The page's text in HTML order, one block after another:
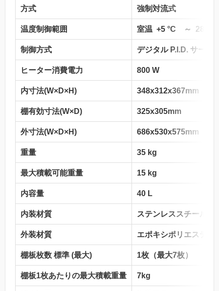
方式 強制対流式
温度制御範囲 室温 +5 °C ～ 280
制御方式 デジタル P.I.D. サーモ
ヒーター消費電力 800 W
内寸法(W×D×H) 348x312x367mm
棚有効寸法(W×D) 325x305mm
外寸法(W×D×H) 686x530x575mm
重量 35 kg
最大積載可能重量 15 kg
内容量 40 L
内装材質 ステンレススチール
外装材質 エポキシポリエステル
棚板枚数 標準 (最大) 1枚（最大7枚）
棚板1枚あたりの最大積載重量 7kg